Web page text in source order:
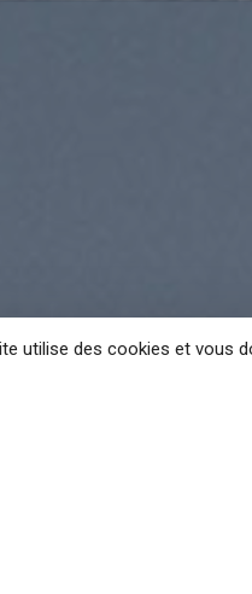
utilise des cookies et vous